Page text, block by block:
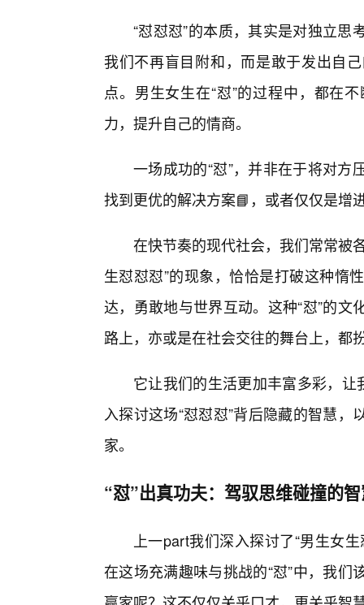
“怼怼怼”的本质，其实是对独立
我们不再盲目附和，而是敢于发出自
点。男生女生在“怼”的过程中，都在
力，提升自己的情商。
一场成功的“怼”，并非在于将对
找到更优的解决方案📘，或者仅仅是增
在快节奏的现代社会，我们常常被
生怼怼怼”的现象，恰恰是打破这种惰
达，勇敢地与世界互动。这种“怼”的
路上，亦或是在社会交往的舞台上，都
它让我们的生活更加丰富多彩，
入探讨这场“怼怼怼”背后隐藏的智慧
家。
“怼”出真功夫：驾驭思维碰撞的
上一part我们深入探讨了“男生女
在这场充满趣味与挑战的“怼”中，我